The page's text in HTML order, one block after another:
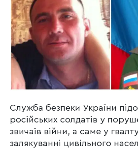
Служба безпеки України
російських солдатів у
звичаїв війни, а саме у
залякуванні цивільного